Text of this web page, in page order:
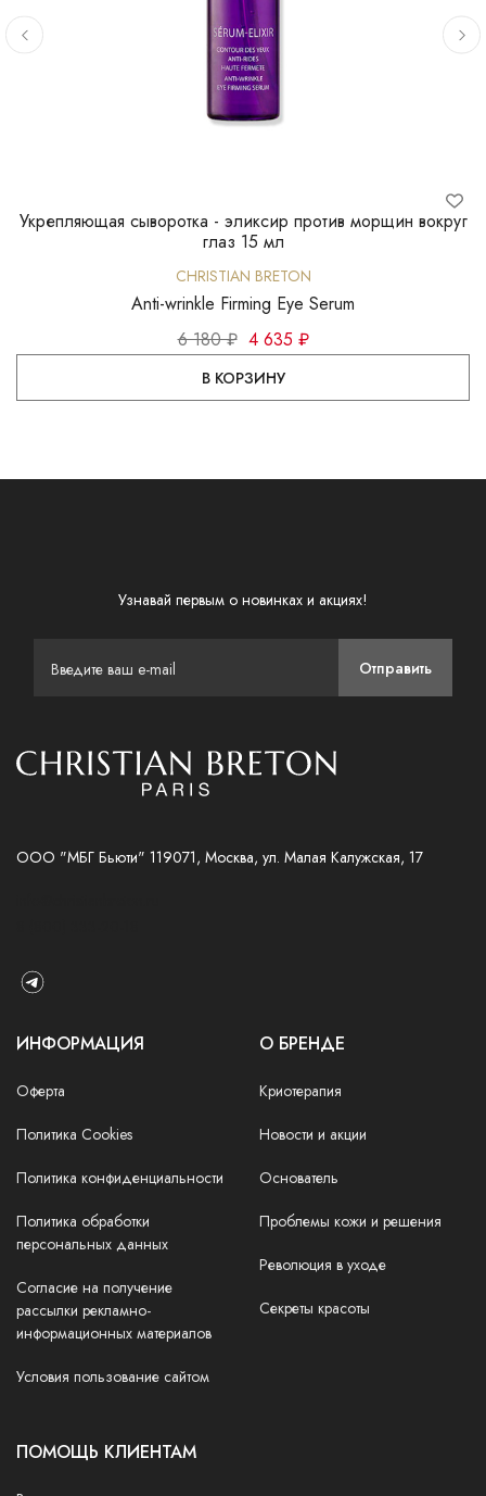
Укрепляющая сыворотка - эликсир против морщин вокруг
глаз 15 мл
CHRISTIAN BRETON
Anti-wrinkle Firming Eye Serum
6 180 ₽ 4 635 ₽
В КОРЗИНУ
Узнавай первым о новинках и акциях!
Отправить
ООО "МБГ Бьюти" 119071, Москва, ул. Малая Калужская, 17
ИНФОРМАЦИЯ
Оферта
Политика Cookies
Политика конфиденциальности
Политика обработки
персональных данных
Согласие на получение
рассылки рекламно-
информационных материалов
Условия пользование сайтом
О БРЕНДЕ
Криотерапия
Новости и акции
Основатель
Проблемы кожи и решения
Революция в уходе
Секреты красоты
ПОМОЩЬ КЛИЕНТАМ